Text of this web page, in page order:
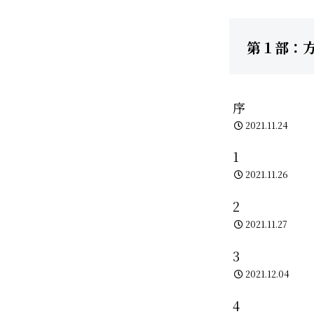
第１部：
序
2021.11.24
1
2021.11.26
2
2021.11.27
3
2021.12.04
4